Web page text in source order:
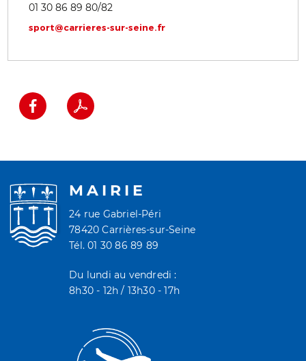
01 30 86 89 80/82
sport@carrieres-sur-seine.fr
MAIRIE
24 rue Gabriel-Péri
78420 Carrières-sur-Seine
Tél. 01 30 86 89 89
Du lundi au vendredi :
8h30 - 12h / 13h30 - 17h